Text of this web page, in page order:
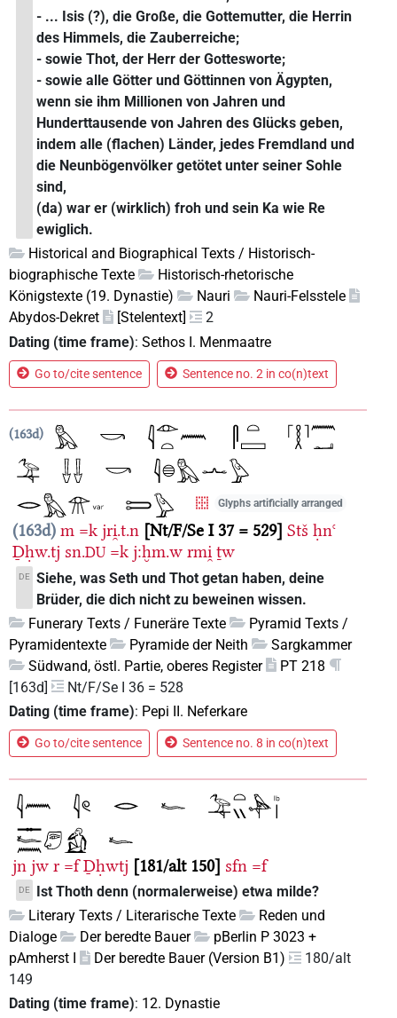
- ... Isis (?), die Große, die Gottemutter, die Herrin
des Himmels, die Zauberreiche;
- sowie Thot, der Herr der Gottesworte;
- sowie alle Götter und Göttinnen von Ägypten,
wenn sie ihm Millionen von Jahren und
Hunderttausende von Jahren des Glücks geben,
indem alle (flachen) Länder, jedes Fremdland und
die Neunbögenvölker getötet unter seiner Sohle
sind,
(da) war er (wirklich) froh und sein Ka wie Re
ewiglich.
Historical and Biographical Texts / Historisch-
biographische Texte
Historisch-rhetorische
Königstexte (19. Dynastie)
Nauri
Nauri-Felsstele
Abydos-Dekret
[Stelentext]
2
Dating (time frame): Sethos I. Menmaatre
Go to/cite sentence Sentence no. 2 in co(n)text
163d
Glyphs artificially arranged
163d m =k jri̯.t.n Nt/F/Se I 37 = 529 Stš ḥnꜥ
Ḏḥw.tj sn.DU =k j:ḫm.w rmi̯ ṯw
DE Siehe, was Seth und Thot getan haben, deine
Brüder, die dich nicht zu beweinen wissen.
Funerary Texts / Funeräre Texte
Pyramid Texts /
Pyramidentexte
Pyramide der Neith
Sargkammer
Südwand, östl. Partie, oberes Register
PT 218
[163d]
Nt/F/Se I 36 = 528
Dating (time frame): Pepi II. Neferkare
Go to/cite sentence Sentence no. 8 in co(n)text
jn jw r =f Ḏḥwtj 181/alt 150 sfn =f
DE
Ist Thoth denn (normalerweise) etwa milde?
Literary Texts / Literarische Texte
Reden und
Dialoge
Der beredte Bauer
pBerlin P 3023 +
pAmherst I
Der beredte Bauer (Version B1)
180/alt
149
Dating (time frame): 12. Dynastie